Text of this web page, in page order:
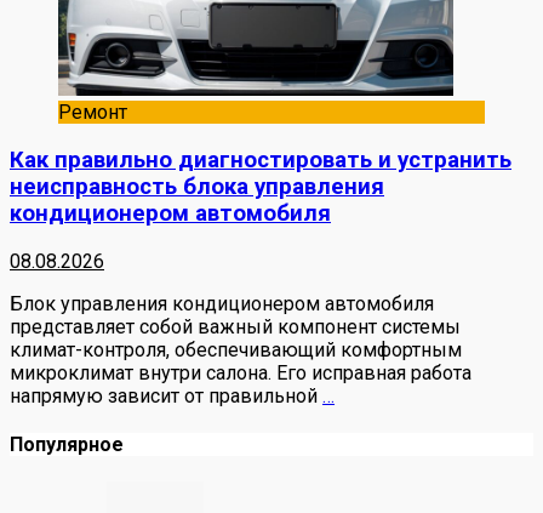
Ремонт
Как правильно диагностировать и устранить
неисправность блока управления
кондиционером автомобиля
08.08.2026
Блок управления кондиционером автомобиля
представляет собой важный компонент системы
климат-контроля, обеспечивающий комфортным
микроклимат внутри салона. Его исправная работа
напрямую зависит от правильной …
Популярное